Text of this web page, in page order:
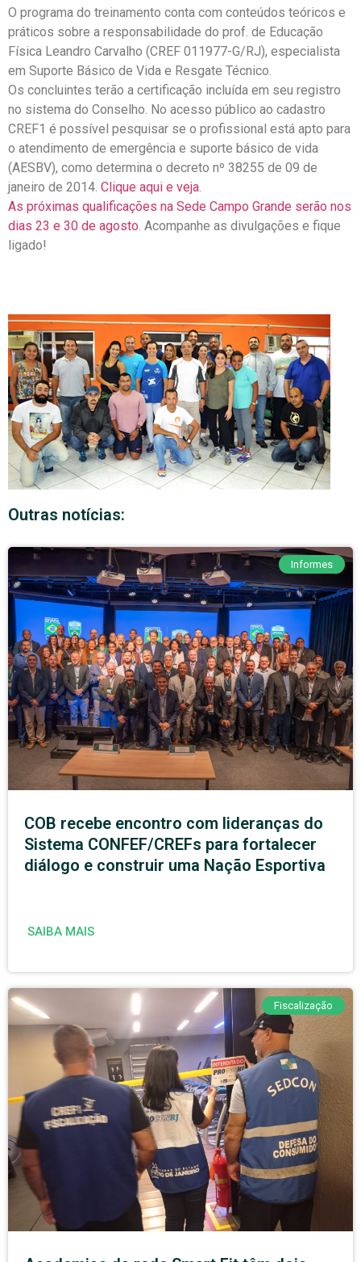
O programa do treinamento conta com conteúdos teóricos e
práticos sobre a responsabilidade do prof. de Educação
Física Leandro Carvalho (CREF 011977-G/RJ), especialista
em Suporte Básico de Vida e Resgate Técnico.
Os concluintes terão a certificação incluída em seu registro
no sistema do Conselho. No acesso público ao cadastro
CREF1 é possível pesquisar se o profissional está apto para
o atendimento de emergência e suporte básico de vida
(AESBV), como determina o decreto nº 38255 de 09 de
janeiro de 2014. Clique aqui e veja.
As próximas qualificações na Sede Campo Grande serão nos
dias 23 e 30 de agosto. Acompanhe as divulgações e fique
ligado!
Outras notícias:
Informes
COB recebe encontro com lideranças do
Sistema CONFEF/CREFs para fortalecer
diálogo e construir uma Nação Esportiva
SAIBA MAIS
Fiscalização